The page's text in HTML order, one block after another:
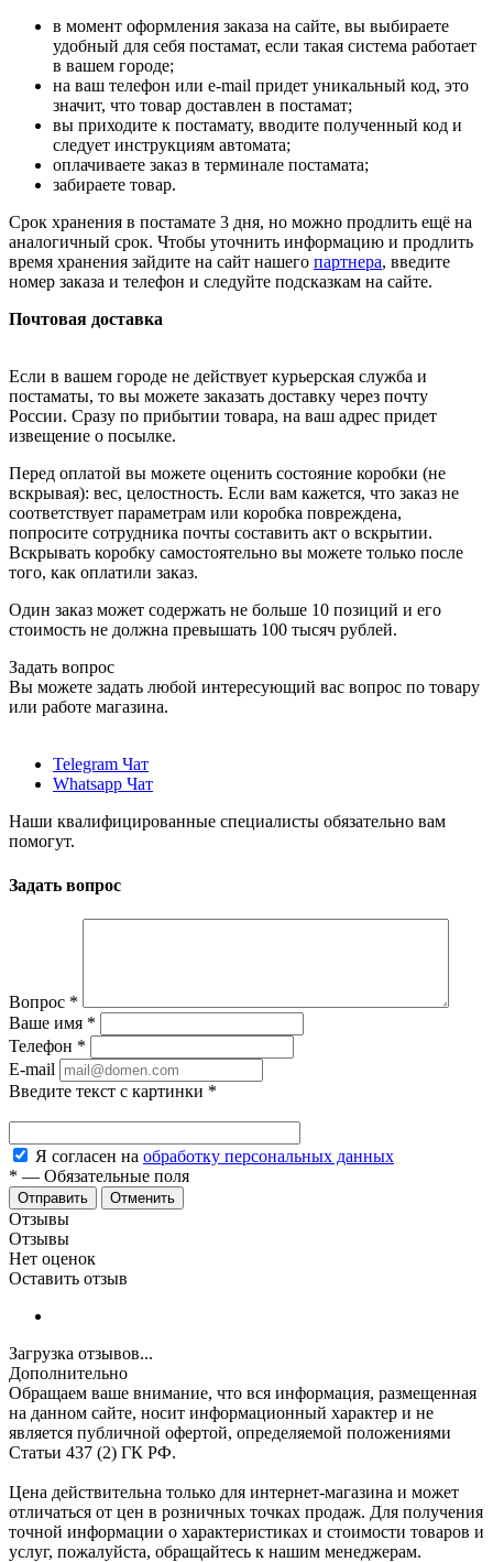
в момент оформления заказа на сайте, вы выбираете
удобный для себя постамат, если такая система работает
в вашем городе;
на ваш телефон или e-mail придет уникальный код, это
значит, что товар доставлен в постамат;
вы приходите к постамату, вводите полученный код и
следует инструкциям автомата;
оплачиваете заказ в терминале постамата;
забираете товар.
Срок хранения в постамате 3 дня, но можно продлить ещё на
аналогичный срок. Чтобы уточнить информацию и продлить
время хранения зайдите на сайт нашего партнера, введите
номер заказа и телефон и следуйте подсказкам на сайте.
Почтовая доставка
Если в вашем городе не действует курьерская служба и
постаматы, то вы можете заказать доставку через почту
России. Сразу по прибытии товара, на ваш адрес придет
извещение о посылке.
Перед оплатой вы можете оценить состояние коробки (не
вскрывая): вес, целостность. Если вам кажется, что заказ не
соответствует параметрам или коробка повреждена,
попросите сотрудника почты составить акт о вскрытии.
Вскрывать коробку самостоятельно вы можете только после
того, как оплатили заказ.
Один заказ может содержать не больше 10 позиций и его
стоимость не должна превышать 100 тысяч рублей.
Задать вопрос
Вы можете задать любой интересующий вас вопрос по товару
или работе магазина.
Telegram Чат
Whatsapp Чат
Наши квалифицированные специалисты обязательно вам
помогут.
Задать вопрос
Вопрос *
Ваше имя *
Телефон *
E-mail
Введите текст с картинки *
Я согласен на обработку персональных данных
* — Обязательные поля
Отменить
Отзывы
Отзывы
Нет оценок
Оставить отзыв
Загрузка отзывов...
Дополнительно
Обращаем ваше внимание, что вся информация, размещенная
на данном сайте, носит информационный характер и не
является публичной офертой, определяемой положениями
Статьи 437 (2) ГК РФ.
Цена действительна только для интернет-магазина и может
отличаться от цен в розничных точках продаж. Для получения
точной информации о характеристиках и стоимости товаров и
услуг, пожалуйста, обращайтесь к нашим менеджерам.